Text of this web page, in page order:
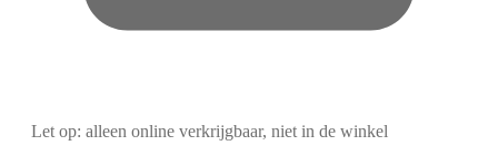
Let op: alleen online verkrijgbaar, niet in de winkel